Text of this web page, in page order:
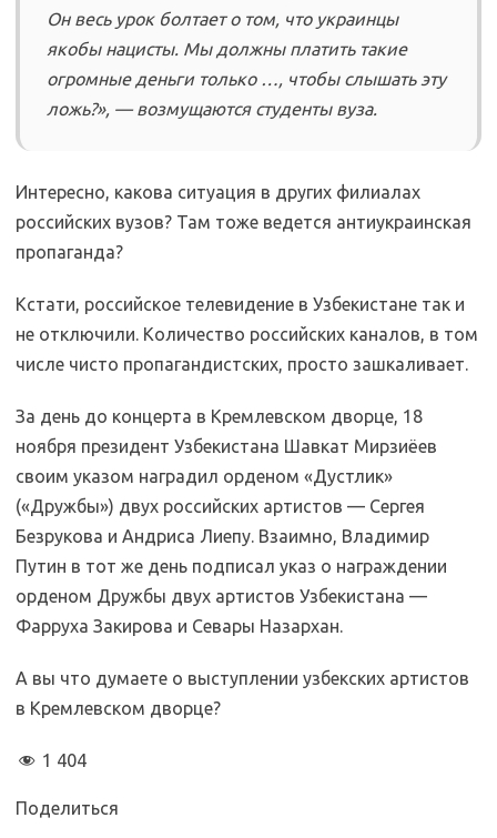
Он весь урок болтает о том, что украинцы
якобы нацисты. Мы должны платить такие
огромные деньги только …, чтобы слышать эту
ложь?», — возмущаются студенты вуза.
Интересно, какова ситуация в других филиалах
российских вузов? Там тоже ведется антиукраинская
пропаганда?
Кстати, российское телевидение в Узбекистане так и
не отключили. Количество российских каналов, в том
числе чисто пропагандистских, просто зашкаливает.
За день до концерта в Кремлевском дворце, 18
ноября президент Узбекистана Шавкат Мирзиёев
своим указом наградил орденом «Дустлик»
(«Дружбы») двух российских артистов — Сергея
Безрукова и Андриса Лиепу. Взаимно, Владимир
Путин в тот же день подписал указ о награждении
орденом Дружбы двух артистов Узбекистана —
Фарруха Закирова и Севары Назархан.
А вы что думаете о выступлении узбекских артистов
в Кремлевском дворце?
1 404
Поделиться